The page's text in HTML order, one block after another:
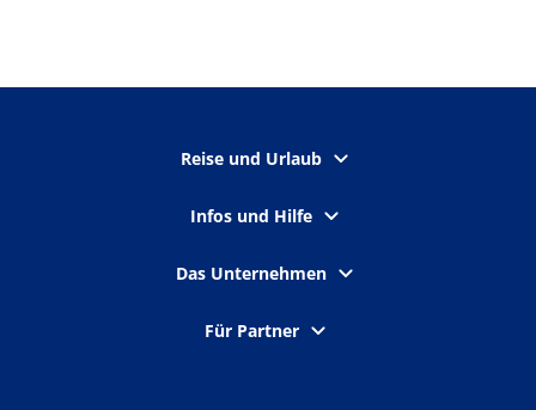
Reise und Urlaub
Infos und Hilfe
Das Unternehmen
Für Partner